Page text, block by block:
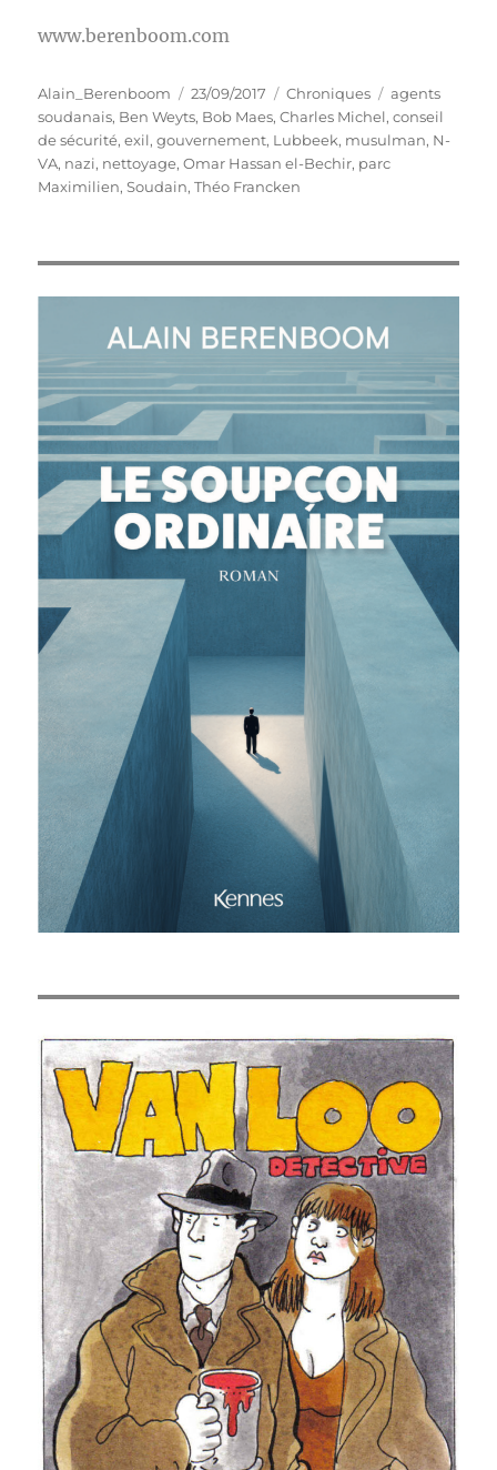
www.berenboom.com
Auteur
Alain_Berenboom
Publié
le
23/09/2017 Catégories
Chroniques Étiquettes
agents
soudanais, Ben Weyts, Bob Maes,Charles Michel,conseil
de sécurité,exil,gouvernement, Lubbeek, musulman, N-
VA, nazi, nettoyage,Omar Hassan el-Bechir, parc
Maximilien,Soudain,Théo Francken